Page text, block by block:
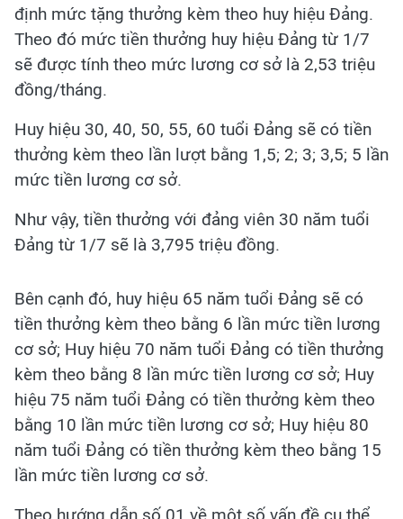
định mức tặng thưởng kèm theo huy hiệu Đảng.
Theo đó mức tiền thưởng huy hiệu Đảng từ 1/7
sẽ được tính theo mức lương cơ sở là 2,53 triệu
đồng/tháng.
Huy hiệu 30, 40, 50, 55, 60 tuổi Đảng sẽ có tiền
thưởng kèm theo lần lượt bằng 1,5; 2; 3; 3,5; 5 lần
mức tiền lương cơ sở.
Như vậy, tiền thưởng với đảng viên 30 năm tuổi
Đảng từ 1/7 sẽ là 3,795 triệu đồng.
Bên cạnh đó, huy hiệu 65 năm tuổi Đảng sẽ có
tiền thưởng kèm theo bằng 6 lần mức tiền lương
cơ sở; Huy hiệu 70 năm tuổi Đảng có tiền thưởng
kèm theo bằng 8 lần mức tiền lương cơ sở; Huy
hiệu 75 năm tuổi Đảng có tiền thưởng kèm theo
bằng 10 lần mức tiền lương cơ sở; Huy hiệu 80
năm tuổi Đảng có tiền thưởng kèm theo bằng 15
lần mức tiền lương cơ sở.